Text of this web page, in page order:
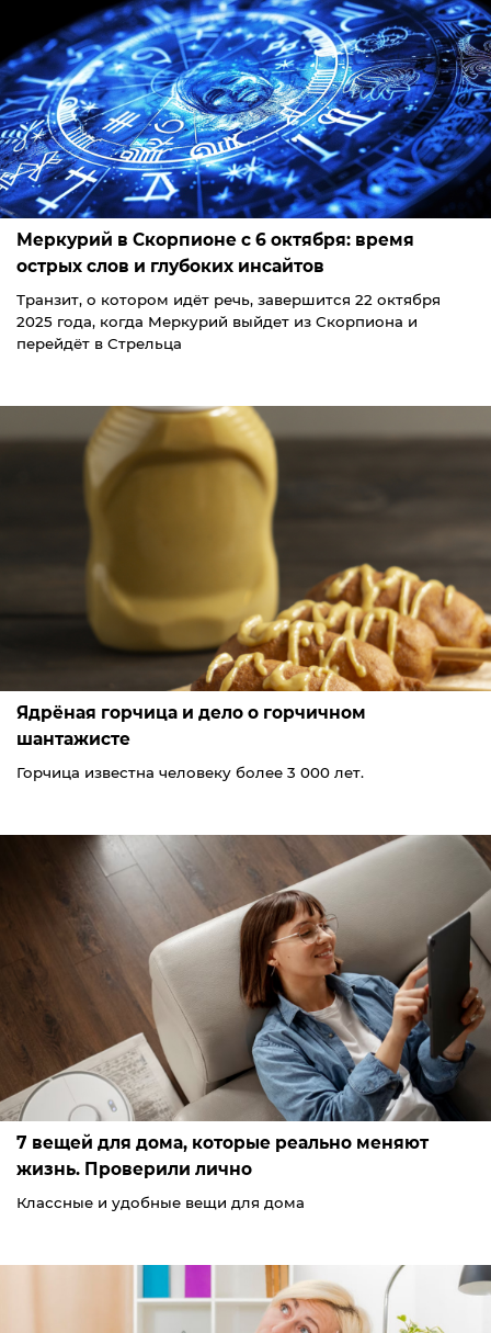
Меркурий в Скорпионе с 6 октября: время
острых слов и глубоких инсайтов
Транзит, о котором идёт речь, завершится 22 октября
2025 года, когда Меркурий выйдет из Скорпиона и
перейдёт в Стрельца
Ядрёная горчица и дело о горчичном
шантажисте
Горчица известна человеку более 3 000 лет.
7 вещей для дома, которые реально меняют
жизнь. Проверили лично
Классные и удобные вещи для дома